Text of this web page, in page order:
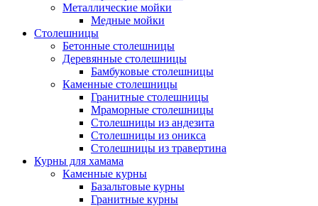
Металлические мойки
Медные мойки
Столешницы
Бетонные столешницы
Деревянные столешницы
Бамбуковые столешницы
Каменные столешницы
Гранитные столешницы
Мраморные столешницы
Столешницы из андезита
Столешницы из оникса
Столешницы из травертина
Курны для хамама
Каменные курны
Базальтовые курны
Гранитные курны